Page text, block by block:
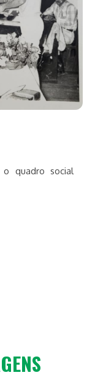
quadro social